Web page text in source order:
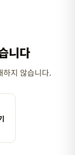
니다
하지 않습니다.